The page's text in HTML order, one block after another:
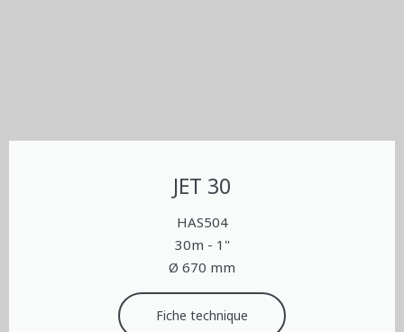
JET 30
HAS504
30m - 1"
Ø 670 mm
Fiche technique